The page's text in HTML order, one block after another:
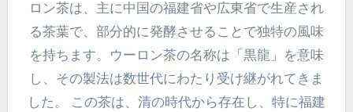
ロン茶は、主に中国の福建省や広東省で生産され
る茶葉で、部分的に発酵させることで独特の風味
を持ちます。ウーロン茶の名称は「黒龍」を意味
し、その製法は数世代にわたり受け継がれてきま
した。 この茶は、清の時代から存在し、特に福建